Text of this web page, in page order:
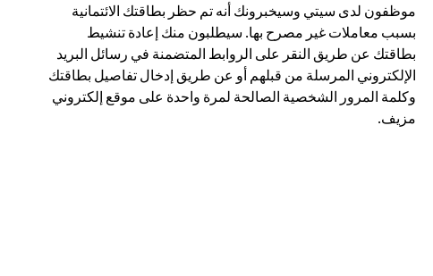
موظفون لدى سيتي وسيخبرونك أنه تم حظر بطاقتك الائتمانية
بسبب معاملات غير مصرح بها. سيطلبون منك إعادة تنشيط
بطاقتك عن طريق النقر على الروابط المتضمنة في رسائل البريد
الإلكتروني المرسلة من قبلهم أو عن طريق إدخال تفاصيل بطاقتك
وكلمة المرور الشخصية الصالحة لمرة واحدة على موقع إلكتروني
مزيف.